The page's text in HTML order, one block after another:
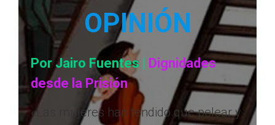
OPINIÓN
Por Jairo Fuentes
Dignidades
desde la Prisión
«Las mujeres han tendido que pelear y